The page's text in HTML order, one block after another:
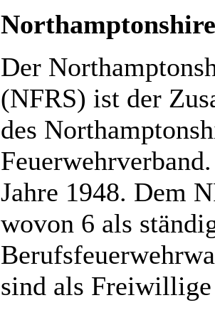
Der
(NFRS) ist der
des
Jahre 1948. Dem
wovon 6 als
sind als